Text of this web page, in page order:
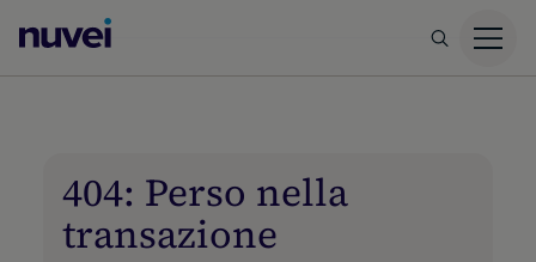
di
404: Perso nella
transazione